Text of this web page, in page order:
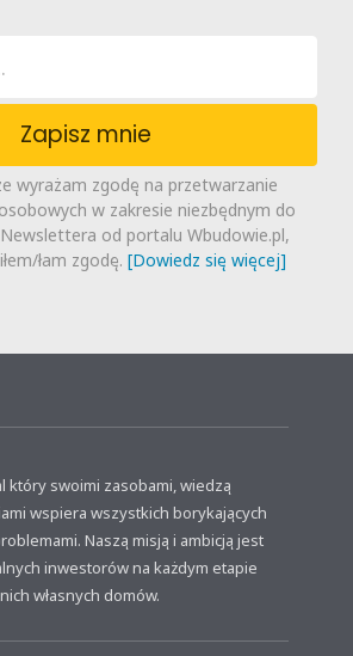
Zapisz mnie
wyrażam zgodę na przetwarzanie
w zakresie niezbędnym do
od portalu Wbudowie.pl,
łam zgodę. [Dowiedz się więcej]
który swoimi zasobami, wiedzą
wspiera wszystkich borykających
Naszą misją i ambicją jest
inwestorów na każdym etapie
własnych domów.